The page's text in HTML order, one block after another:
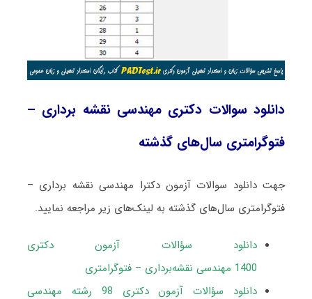
دانلود سوالات دکتری مهندسی نقشه ‌برداری –
فتوگرامتری سال‌های گذشته
جهت دانلود سوالات آزمون دکترا مهندسی نقشه ‌برداری –
فتوگرامتری سال‌های گذشته به لینک‌های زیر مراجعه نمایید.
دانلود سؤالات آزمون دکتری
1400 مهندسی نقشه‌برداری – فتوگرامتری
دانلود سؤالات آزمون دکتری 98 رشته مهندسی